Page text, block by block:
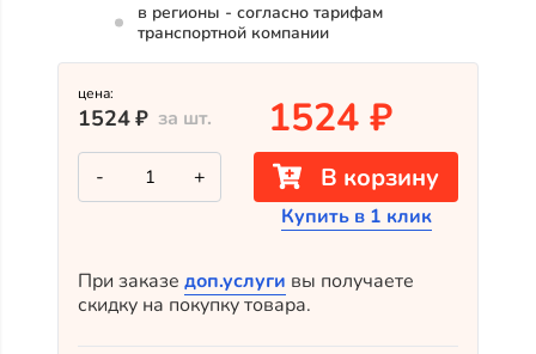
в регионы - согласно тарифам
транспортной компании
цена:
1524₽ за шт. 1524 ₽
-
Количество
товара
Укрывная
Renner
YO
30C301/C48
+ В корзину
Купить в 1 клик
При заказе доп.услуги вы получаете
скидку на покупку товара.